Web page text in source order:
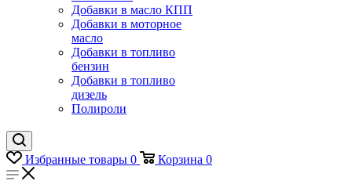
Добавки в масло КПП
Добавки в моторное
масло
Добавки в топливо
бензин
Добавки в топливо
дизель
Полироли
Избранные товары 0 Корзина 0